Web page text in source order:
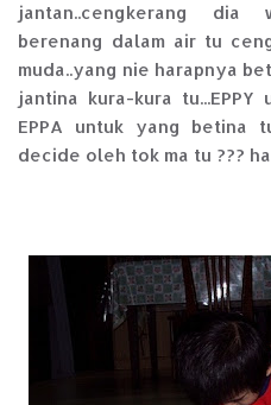
jantan..cengkerang dia
berenang dalam air tu
muda..yang nie harapnya
jantina kura-kura
EPPA untuk yang betina
decide oleh tok ma tu ???